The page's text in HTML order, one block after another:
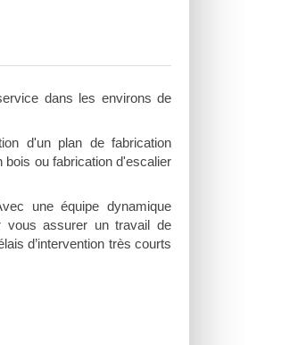
dans les environs de
d'un plan de fabrication
ou fabrication d'escalier
une équipe dynamique
vous assurer un travail de
d’intervention très courts